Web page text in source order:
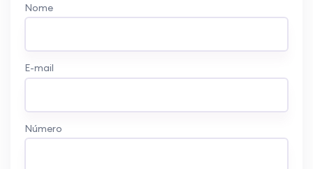
Nome
E-mail
Número